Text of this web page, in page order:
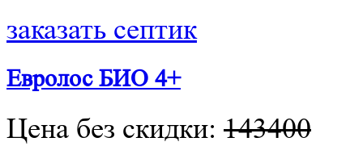
заказать септик
Евролос БИО 4+
Цена без скидки: 143400